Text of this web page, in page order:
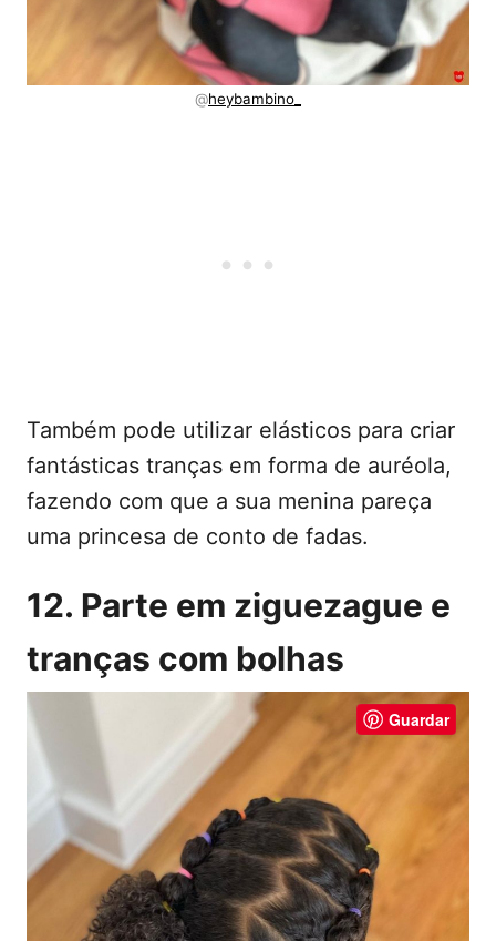
@heybambino_
Também pode utilizar elásticos para criar
fantásticas tranças em forma de auréola,
fazendo com que a sua menina pareça
uma princesa de conto de fadas.
12. Parte em ziguezague e
tranças com bolhas
Guardar